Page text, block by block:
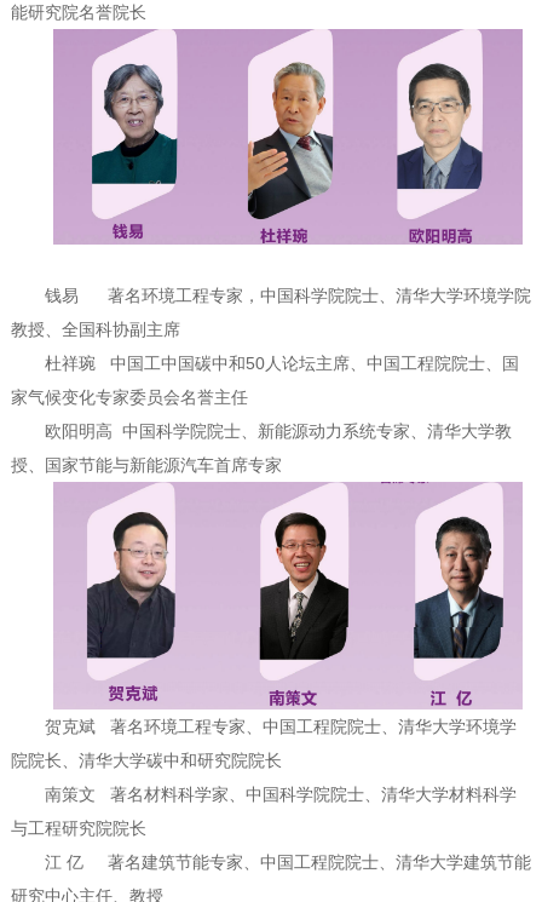
能研究院名誉院长
钱易 著名环境工程专家，中国科学院院士、清华大学环境学院
教授、全国科协副主席
杜祥琬 中国工中国碳中和50人论坛主席、中国工程院院士、国
家气候变化专家委员会名誉主任
欧阳明高 中国科学院院士、新能源动力系统专家、清华大学教
授、国家节能与新能源汽车首席专家
贺克斌 著名环境工程专家、中国工程院院士、清华大学环境学
院院长、清华大学碳中和研究院院长
南策文 著名材料科学家、中国科学院院士、清华大学材料科学
与工程研究院院长
江 亿 著名建筑节能专家、中国工程院院士、清华大学建筑节能
研究中心主任、教授